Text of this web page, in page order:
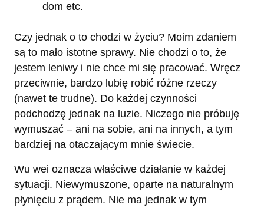
dom etc.
Czy jednak o to chodzi w życiu? Moim zdaniem
są to mało istotne sprawy. Nie chodzi o to, że
jestem leniwy i nie chce mi się pracować. Wręcz
przeciwnie, bardzo lubię robić różne rzeczy
(nawet te trudne). Do każdej czynności
podchodzę jednak na luzie. Niczego nie próbuję
wymuszać – ani na sobie, ani na innych, a tym
bardziej na otaczającym mnie świecie.
Wu wei oznacza właściwe działanie w każdej
sytuacji. Niewymuszone, oparte na naturalnym
płynięciu z prądem. Nie ma jednak w tym